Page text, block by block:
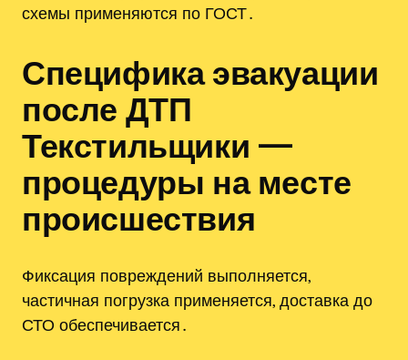
схемы применяются по ГОСТ․
Специфика эвакуации
после ДТП
Текстильщики —
процедуры на месте
происшествия
Фиксация повреждений выполняется,
частичная погрузка применяется, доставка до
СТО обеспечивается․